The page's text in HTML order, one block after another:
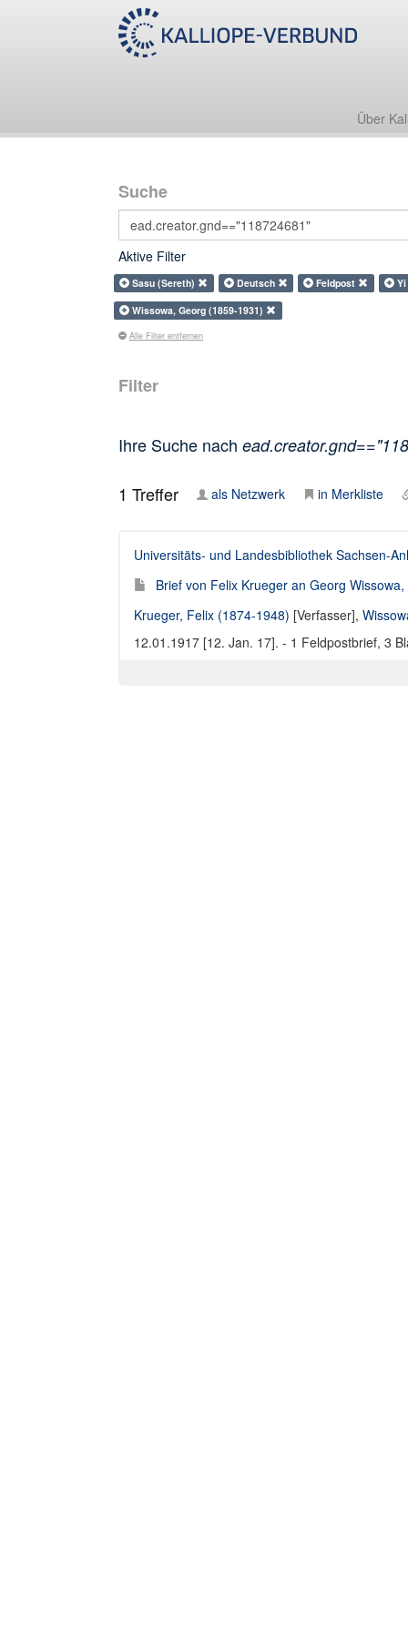
Über
Suche
Aktive Filter
Sasu (Sereth) Deutsch Feldpost
Wissowa, Georg (1859-1931)
Alle Filter entfernen
Filter
Ihre Suche nach
1 Treffer als Netzwerk in Merkliste
Universitäts- und Landesbibliothek Sachsen-
Brief von Felix Krueger an Georg
Krueger, Felix (1874-1948) [Verfasser],
12.01.1917 [12. Jan. 17]. - 1 Feldpostbrief, 3